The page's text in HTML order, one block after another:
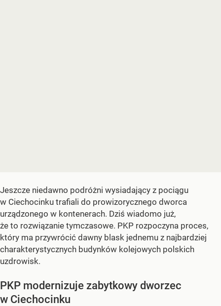
Jeszcze niedawno podróżni wysiadający z pociągu
w Ciechocinku trafiali do prowizorycznego dworca
urządzonego w kontenerach. Dziś wiadomo już,
że to rozwiązanie tymczasowe. PKP rozpoczyna proces,
który ma przywrócić dawny blask jednemu z najbardziej
charakterystycznych budynków kolejowych polskich
uzdrowisk.
PKP modernizuje zabytkowy dworzec
w Ciechocinku